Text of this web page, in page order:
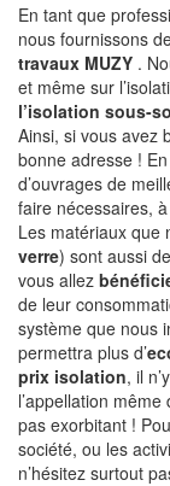
En tant que
nous fournissons
travaux MUZY .
et même sur
l’isolation sous-
Ainsi, si vous avez
bonne adresse !
d’ouvrages de
faire nécessaires,
Les matériaux que
verre) sont aussi
vous allez
de leur
système que nous
permettra plus d’
prix isolation, il
l’appellation
pas exorbitant !
société, ou les
n’hésitez surtout